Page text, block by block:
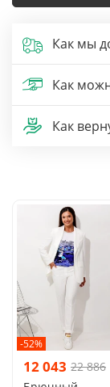
Как мы
Как
Как
-52%
12 043 22 886